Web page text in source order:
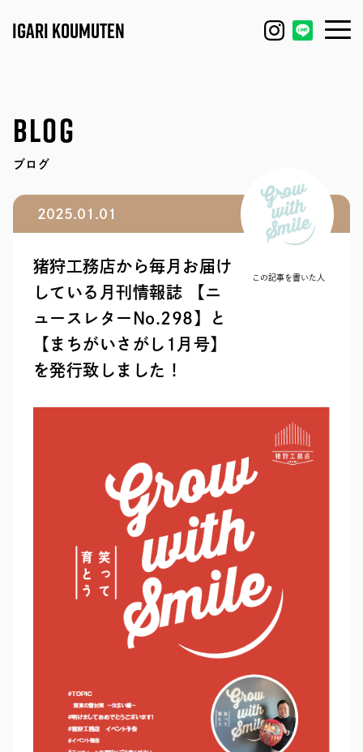
IGARI KOUMUTEN
MODEL HOUSE
BLOG
IGARI FARM
COMPANY
DAGASHI
STAFF
RESERVATION
LINEから来店予約
BLOG
ブログ
2025.01.01
この記事を書いた人
猪狩工務店から毎月お届け
している月刊情報誌 【ニ
ュースレターNo.298】と
【まちがいさがし1月号】
を発行致しました！